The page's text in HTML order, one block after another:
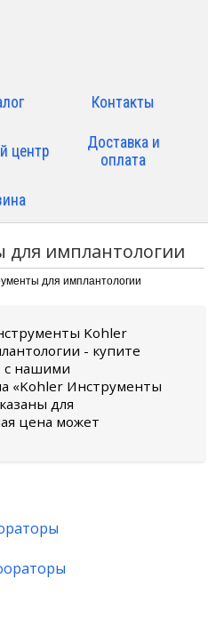
Контакты
центр
Доставка и
оплата
для имплантологии
для имплантологии
Kohler
- купите
с нашими
«Kohler Инструменты
для
цена может